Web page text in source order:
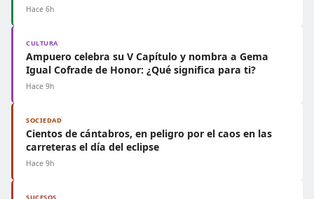
Hace 6h
CULTURA
Ampuero celebra su V Capítulo y nombra a Gema
Igual Cofrade de Honor: ¿Qué significa para ti?
Hace 9h
SOCIEDAD
Cientos de cántabros, en peligro por el caos en las
carreteras el día del eclipse
Hace 9h